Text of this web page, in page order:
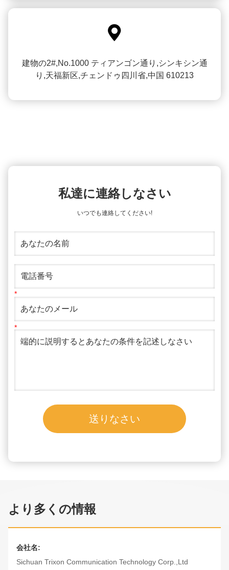

建物の2#,No.1000 ティアンゴン通り,シンキシン通
り,天福新区,チェンドゥ四川省,中国 610213
私達に連絡しなさい
いつでも連絡してください!
送りなさい
より多くの情報
会社名:
Sichuan Trixon Communication Technology Corp.,Ltd